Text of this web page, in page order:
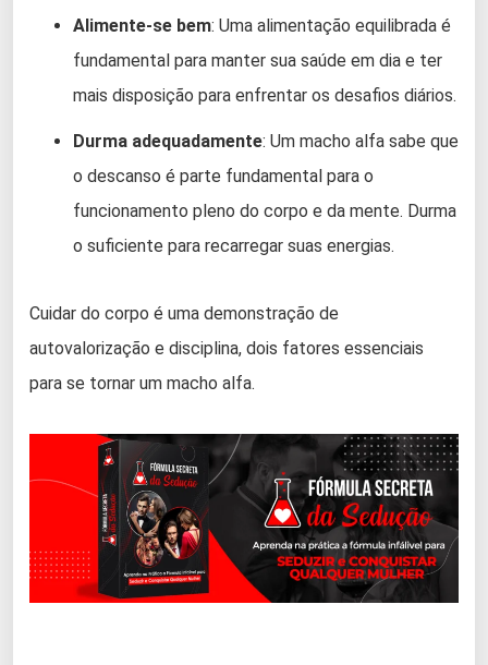
Alimente-se bem: Uma alimentação equilibrada é
fundamental para manter sua saúde em dia e ter
mais disposição para enfrentar os desafios diários.
Durma adequadamente: Um macho alfa sabe que
o descanso é parte fundamental para o
funcionamento pleno do corpo e da mente. Durma
o suficiente para recarregar suas energias.
Cuidar do corpo é uma demonstração de
autovalorização e disciplina, dois fatores essenciais
para se tornar um macho alfa.